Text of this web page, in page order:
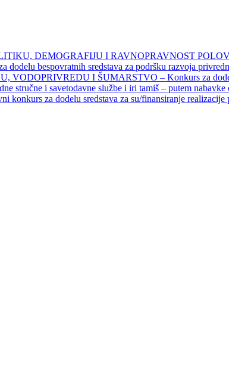
DEMOGRAFIJU I RAVNOPRAVNOST POLOVA
bespovratnih sredstava za podršku razvoja
I ŠUMARSTVO – Konkurs za
stručne i savetodavne službe i iri tamiš ‒ putem nabavke
za dodelu sredstava za su/finansiranje realizacije